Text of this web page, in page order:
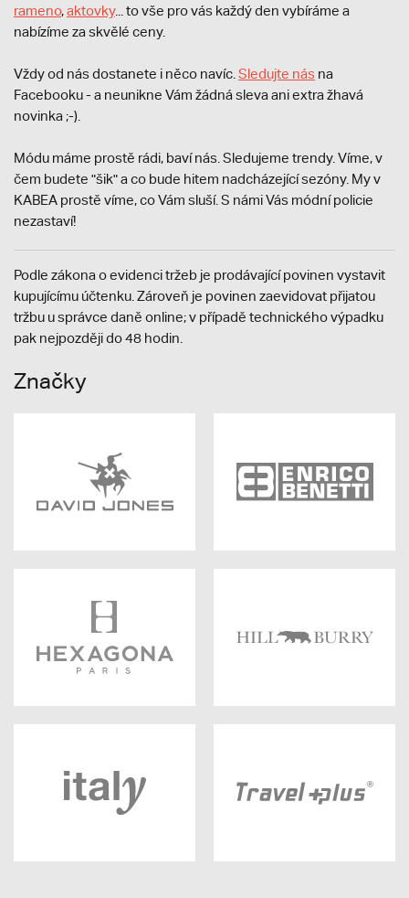
rameno,aktovky... to vše pro vás každý den vybíráme a
nabízíme za skvělé ceny.
Vždy od nás dostanete i něco navíc. Sledujte nás na
Facebooku - a neunikne Vám žádná sleva ani extra žhavá
novinka ;-).
Módu máme prostě rádi, baví nás. Sledujeme trendy. Víme, v
čem budete "šik" a co bude hitem nadcházející sezóny. My v
KABEA prostě víme, co Vám sluší. S námi Vás módní policie
nezastaví!
Podle zákona o evidenci tržeb je prodávající povinen vystavit
kupujícímu účtenku. Zároveň je povinen zaevidovat přijatou
tržbu u správce daně online; v případě technického výpadku
pak nejpozději do 48 hodin.
Značky